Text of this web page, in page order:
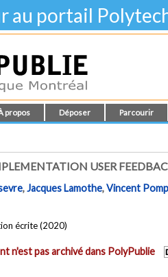
au portail
propos Déposer Parcourir
USER
,Jacques Lamothe,Vincent
écrite (2020)
n'est pas archivé dans PolyPublie